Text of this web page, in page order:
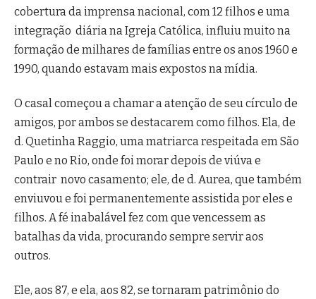
cobertura da imprensa nacional, com 12 filhos e uma
integração diária na Igreja Católica, influiu muito na
formação de milhares de famílias entre os anos 1960 e
1990, quando estavam mais expostos na mídia.
O casal começou a chamar a atenção de seu círculo de
amigos, por ambos se destacarem como filhos. Ela, de
d. Quetinha Raggio, uma matriarca respeitada em São
Paulo e no Rio, onde foi morar depois de viúva e
contrair novo casamento; ele, de d. Aurea, que também
enviuvou e foi permanentemente assistida por eles e
filhos. A fé inabalável fez com que vencessem as
batalhas da vida, procurando sempre servir aos
outros.
Ele, aos 87, e ela, aos 82, se tornaram patrimônio do